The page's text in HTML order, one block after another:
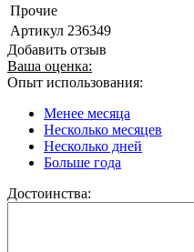
Прочие
Артикул 236349
Добавить отзыв
Ваша оценка:
Опыт использования:
Менее месяца
Несколько месяцев
Несколько дней
Больше года
Достоинства: